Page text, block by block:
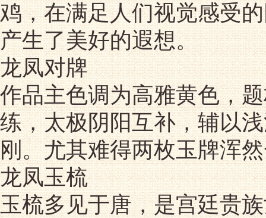
鸡，在满足人们视觉感受
产生了美好的遐想。
龙凤对牌
作品主色调为高雅黄色，
练，太极阴阳互补，辅以
刚。尤其难得两枚玉牌浑
龙凤玉梳
玉梳多见于唐，是宫廷贵